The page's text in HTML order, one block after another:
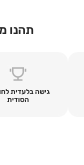
תהנו
גישה בלעדית
הסודית